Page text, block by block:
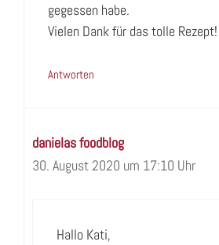
gegessen habe.
Vielen Dank für das tolle Rezept!
Antworten
danielas foodblog
30. August 2020 um 17:10 Uhr
Hallo Kati,